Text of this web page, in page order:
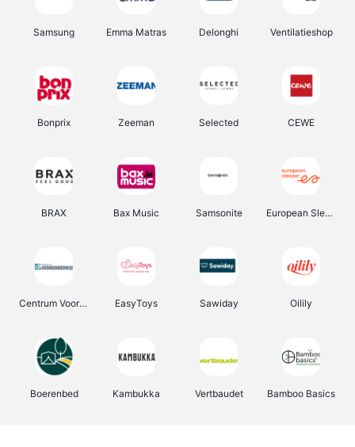
Samsung Emma Matras Delonghi Ventilatieshop
Bonprix Zeeman Selected CEWE
BRAX Bax Music Samsonite European Sleeper
Centrum Voor Avondonderwijs EasyToys Sawiday Oilily
Boerenbed Kambukka Vertbaudet Bamboo Basics